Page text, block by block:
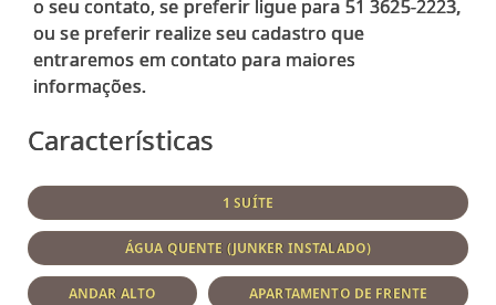
o seu contato, se preferir ligue para 51 3625-2223,
ou se preferir realize seu cadastro que
entraremos em contato para maiores
informações.
Características
1 SUÍTE
ÁGUA QUENTE (JUNKER INSTALADO)
ANDAR ALTO APARTAMENTO DE FRENTE